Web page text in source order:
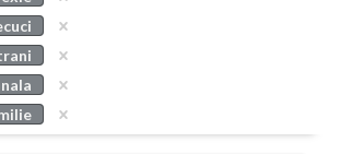
Buzau
Calarasi
Caras-Severin